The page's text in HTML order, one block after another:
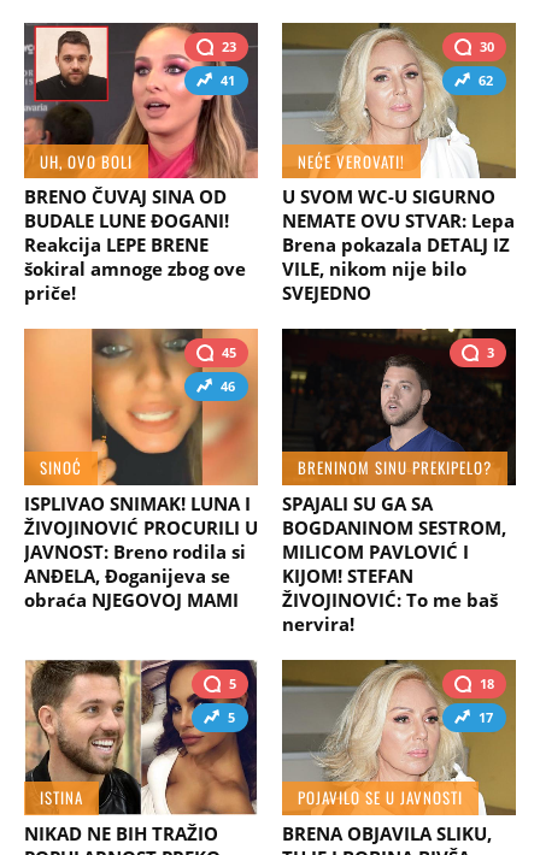
23
41
UH, OVO BOLI
BRENO ČUVAJ SINA OD
BUDALE LUNE ĐOGANI!
Reakcija LEPE BRENE
šokiral amnoge zbog ove
priče!
30
62
NEĆE VEROVATI!
U SVOM WC-U SIGURNO
NEMATE OVU STVAR: Lepa
Brena pokazala DETALJ IZ
VILE, nikom nije bilo
SVEJEDNO
45
46
SINOĆ
ISPLIVAO SNIMAK! LUNA I
ŽIVOJINOVIĆ PROCURILI U
JAVNOST: Breno rodila si
ANĐELA, Đoganijeva se
obraća NJEGOVOJ MAMI
3
BRENINOM SINU PREKIPELO?
SPAJALI SU GA SA
BOGDANINOM SESTROM,
MILICOM PAVLOVIĆ I
KIJOM! STEFAN
ŽIVOJINOVIĆ: To me baš
nervira!
5
5
ISTINA
NIKAD NE BIH TRAŽIO
18
17
POJAVILO SE U JAVNOSTI
BRENA OBJAVILA SLIKU,